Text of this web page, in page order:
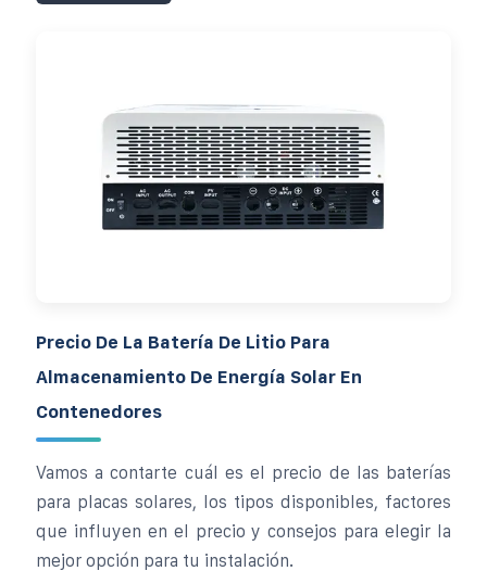
Precio De La Batería De Litio Para
Almacenamiento De Energía Solar En
Contenedores
Vamos a contarte cuál es el precio de las baterías
para placas solares, los tipos disponibles, factores
que influyen en el precio y consejos para elegir la
mejor opción para tu instalación.